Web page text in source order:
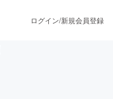
ログイン/新規会員登録